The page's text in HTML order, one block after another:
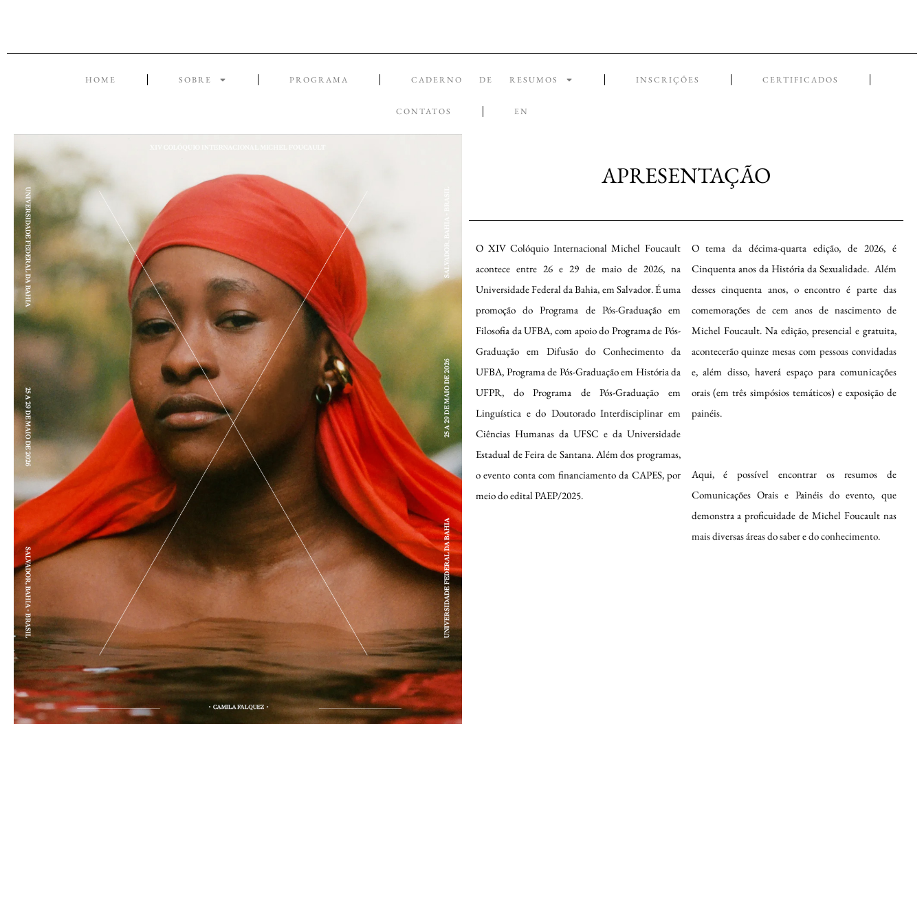
HOME SOBRE PROGRAMA CADERNO DE RESUMOS INSCRIÇÕES CERTIFICADOS
CONTATOS EN
APRESENTAÇÃO
O XIV Colóquio Internacional Michel Foucault
acontece entre 26 e 29 de maio de 2026, na
Universidade Federal da Bahia, em Salvador. É uma
promoção do Programa de Pós-Graduação em
Filosofia da UFBA, com apoio do Programa de Pós-
Graduação em Difusão do Conhecimento da
UFBA, Programa de Pós-Graduação em História da
UFPR, do Programa de Pós-Graduação em
Linguística e do Doutorado Interdisciplinar em
Ciências Humanas da UFSC e da Universidade
Estadual de Feira de Santana. Além dos programas,
o evento conta com financiamento da CAPES, por
meio do edital PAEP/2025.
O tema da décima-quarta edição, de 2026, é
Cinquenta anos da História da Sexualidade. Além
desses cinquenta anos, o encontro é parte das
comemorações de cem anos de nascimento de
Michel Foucault. Na edição, presencial e gratuita,
acontecerão quinze mesas com pessoas convidadas
e, além disso, haverá espaço para comunicações
orais (em três simpósios temáticos) e exposição de
painéis.
Aqui, é possível encontrar os resumos de
Comunicações Orais e Painéis do evento, que
demonstra a proficuidade de Michel Foucault nas
mais diversas áreas do saber e do conhecimento.